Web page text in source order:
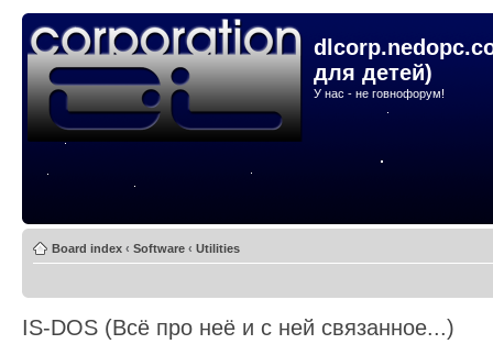
для детей)
У нас - не говнофорум!
Board index ‹ Software ‹ Utilities
IS-DOS (Всё про неё и с ней связанное...)